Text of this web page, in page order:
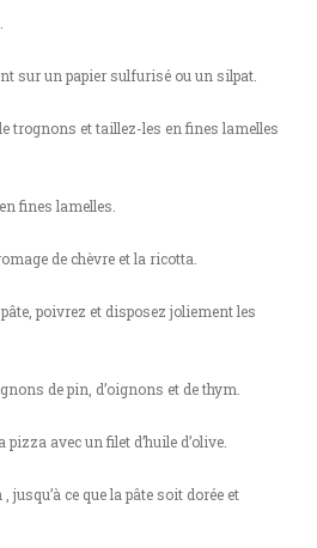
sur un papier sulfurisé ou un silpat.
trognons et taillez-les en fines lamelles
fines lamelles.
de chèvre et la ricotta.
poivrez et disposez joliement les
de pin, d’oignons et de thym.
avec un filet d’huile d’olive.
ce que la pâte soit dorée et